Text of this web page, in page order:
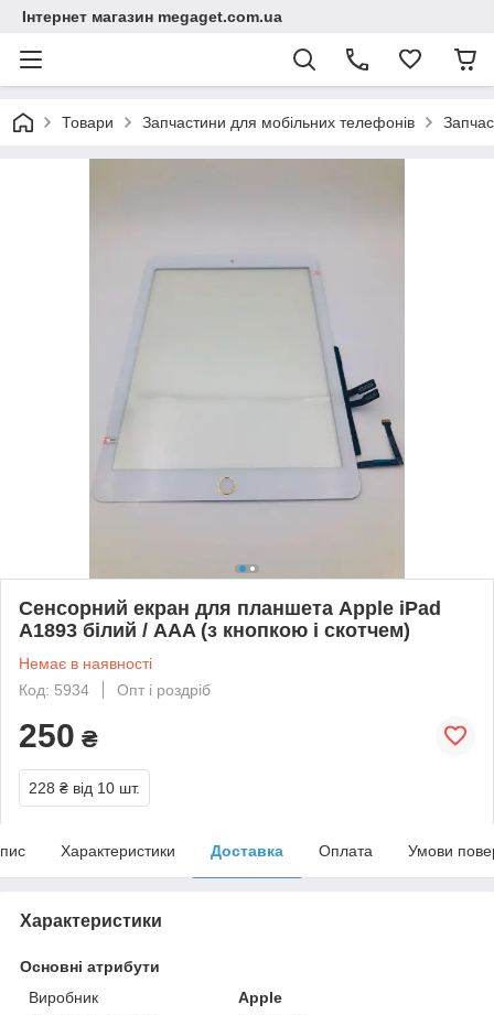
Інтернет магазин megaget.com.ua
Товари Запчастини для мобільних телефонів
Сенсорний екран для планшета Apple iPad
A1893 білий / AAA (з кнопкою і скотчем)
Немає в наявності
Код: 5934
Опт і роздріб
250 ₴
228 ₴ від 10 шт.
Характеристики Доставка Оплата Умови
Характеристики
Основні атрибути
Виробник
Apple